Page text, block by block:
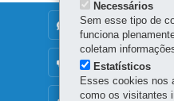
DENUNCIE
OUVIDORIA
Necessários
Sem esse tipo de
funciona
coletam
Estatísticos
Esses cookies nos
como os visitantes